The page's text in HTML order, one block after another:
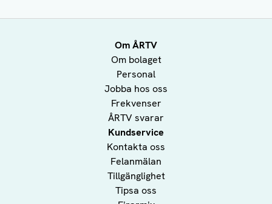
Om ÅRTV
Om bolaget
Personal
Jobba hos oss
Frekvenser
ÅRTV svarar
Kundservice
Kontakta oss
Felanmälan
Tillgänglighet
Tipsa oss